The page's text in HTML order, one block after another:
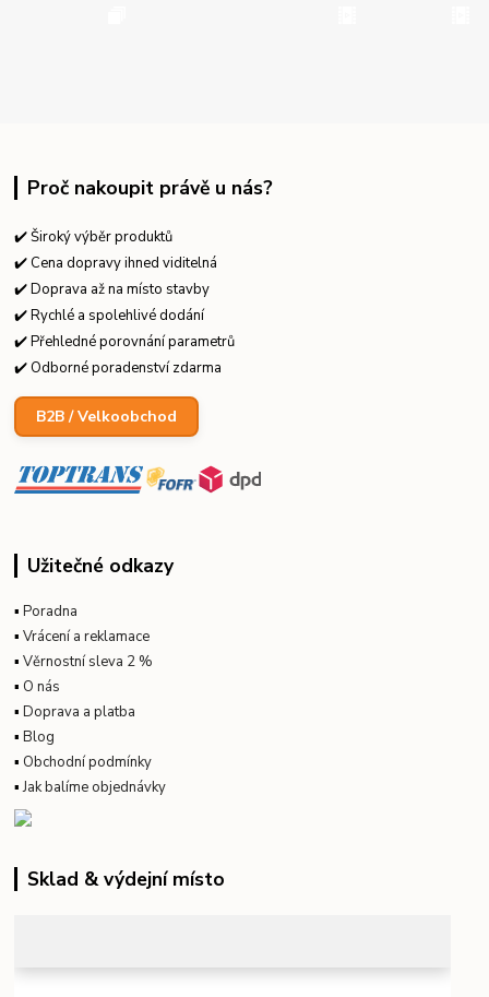
Proč nakoupit právě u nás?
✔️ Široký výběr produktů
✔️ Cena dopravy ihned viditelná
✔️ Doprava až na místo stavby
✔️ Rychlé a spolehlivé dodání
✔️ Přehledné porovnání parametrů
✔️ Odborné poradenství zdarma
B2B / Velkoobchod
Užitečné odkazy
▪Poradna
▪Vrácení a reklamace
▪Věrnostní sleva 2 %
▪ O nás
▪Doprava a platba
▪Blog
▪ Obchodní podmínky
▪Jak balíme objednávky
Sklad & výdejní místo